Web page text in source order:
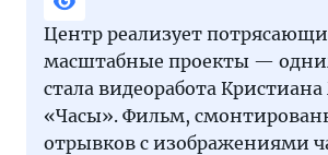
Центр реализует
масштабные проекты —
стала видеоработа
«Часы». Фильм,
отрывков с изображениями